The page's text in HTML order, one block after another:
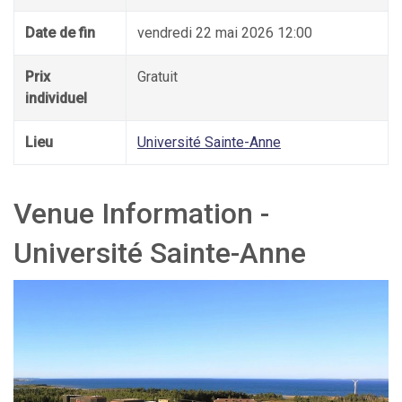
Date de fin vendredi 22 mai 2026 12:00
Prix
individuel
Gratuit
Lieu Université Sainte-Anne
Venue Information -
Université Sainte-Anne